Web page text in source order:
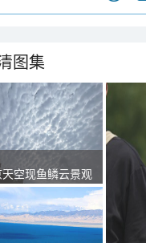
图集
天空现鱼鳞云景观